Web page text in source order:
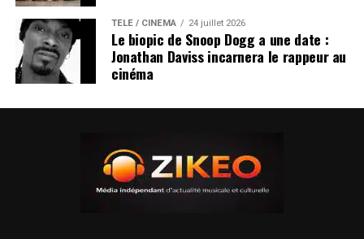
TÉLÉ / CINÉMA 24 juillet 2026
Le biopic de Snoop Dogg a une date :
Jonathan Daviss incarnera le rappeur au
cinéma